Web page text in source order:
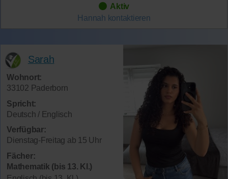
Aktiv
Hannah kontaktieren
Sarah
Wohnort:
33102 Paderborn
Spricht:
Deutsch / Englisch
Verfügbar:
Dienstag-Freitag ab 15 Uhr
Fächer:
Mathematik (bis 13. Kl.)